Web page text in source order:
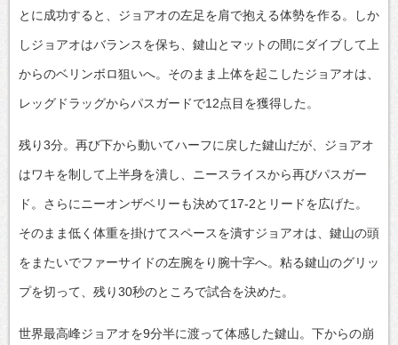
とに成功すると、ジョアオの左足を肩で抱える体勢を作る。しか
しジョアオはバランスを保ち、鍵山とマットの間にダイブして上
からのベリンボロ狙いへ。そのまま上体を起こしたジョアオは、
レッグドラッグからパスガードで12点目を獲得した。
残り3分。再び下から動いてハーフに戻した鍵山だが、ジョアオ
はワキを制して上半身を潰し、ニースライスから再びパスガー
ド。さらにニーオンザベリーも決めて17-2とリードを広げた。
そのまま低く体重を掛けてスペースを潰すジョアオは、鍵山の頭
をまたいでファーサイドの左腕をり腕十字へ。粘る鍵山のグリッ
プを切って、残り30秒のところで試合を決めた。
世界最高峰ジョアオを9分半に渡って体感した鍵山。下からの崩